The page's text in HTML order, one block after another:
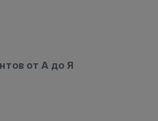
от А до Я